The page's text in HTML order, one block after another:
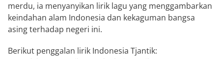
merdu, ia menyanyikan lirik lagu yang menggambarkan
keindahan alam Indonesia dan kekaguman bangsa
asing terhadap negeri ini.
Berikut penggalan lirik Indonesia Tjantik: